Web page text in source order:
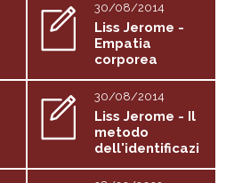
30/08/2014
Liss Jerome -
Empatia
corporea
30/08/2014
Liss Jerome - Il
metodo
dell'identificazi
one